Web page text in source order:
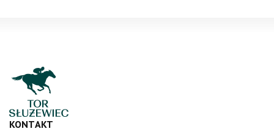
KONTAKT